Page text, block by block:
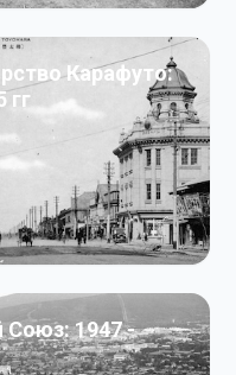
Карафуто:
гг
Союз: 1947 -